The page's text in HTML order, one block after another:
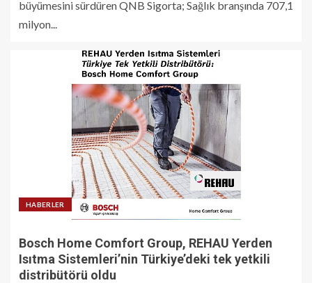
büyümesini sürdüren QNB Sigorta; Sağlık branşında 707,1
milyon...
HABERLER
Bosch Home Comfort Group, REHAU Yerden
Isıtma Sistemleri’nin Türkiye’deki tek yetkili
distribütörü oldu